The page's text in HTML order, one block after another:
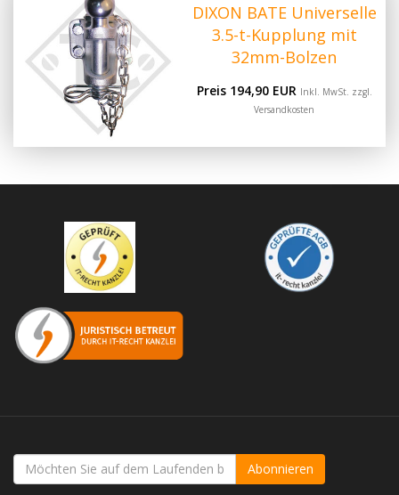
DIXON BATE Universelle
3.5-t-Kupplung mit
32mm-Bolzen
Preis 194,90 EUR Inkl. MwSt. zzgl.
Versandkosten
Abonnieren